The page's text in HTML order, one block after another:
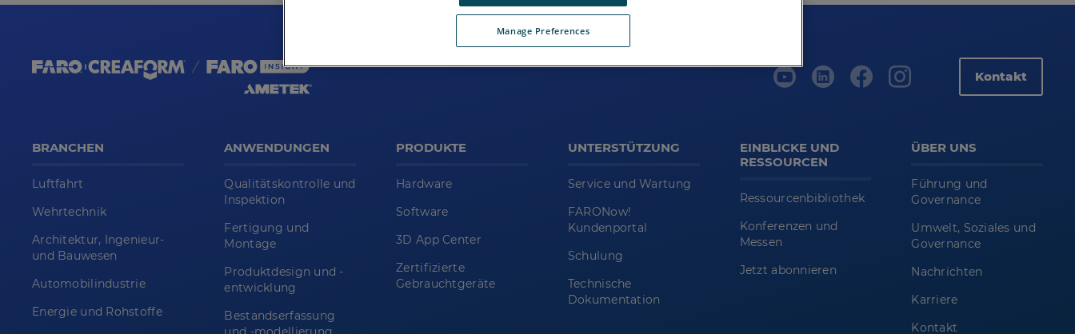
Kontakt
BRANCHEN
Luftfahrt
Wehrtechnik
Architektur, Ingenieur-
und Bauwesen
Automobilindustrie
Energie und Rohstoffe
ANWENDUNGEN
Qualitätskontrolle und
Inspektion
Fertigung und
Montage
Produktdesign und -
entwicklung
Bestandserfassung
PRODUKTE
Hardware
Software
3D App Center
Zertifizierte
Gebrauchtgeräte
UNTERSTÜTZUNG
Service und Wartung
FARONow!
Kundenportal
Schulung
Technische
Dokumentation
EINBLICKE UND
RESSOURCEN
Ressourcenbibliothek
Konferenzen und
Messen
Jetzt abonnieren
ÜBER UNS
Führung und
Governance
Umwelt, Soziales und
Governance
Nachrichten
Karriere
Kontakt
Manage Preferences